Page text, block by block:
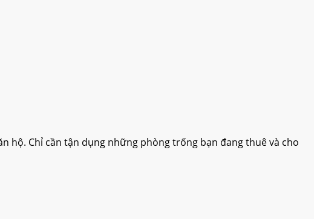
hộ. Chỉ cần tận dụng những phòng trống bạn đang thuê và cho